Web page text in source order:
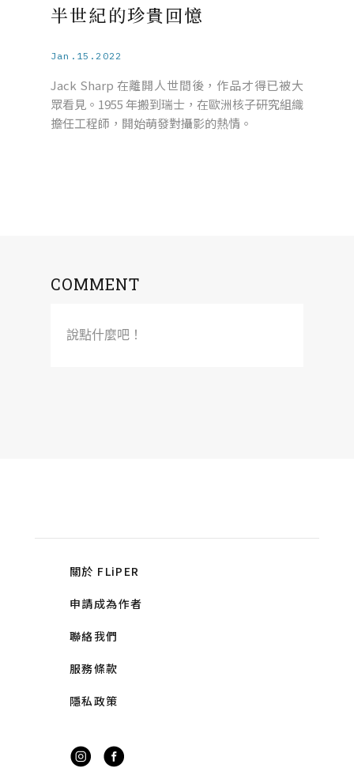
半世紀的珍貴回憶
Jan.15.2022
Jack Sharp 在離開人世間後，作品才得已被大
眾看見。1955 年搬到瑞士，在歐洲核子研究組織
擔任工程師，開始萌發對攝影的熱情。
COMMENT
說點什麼吧！
關於 FLiPER
申請成為作者
聯絡我們
服務條款
隱私政策